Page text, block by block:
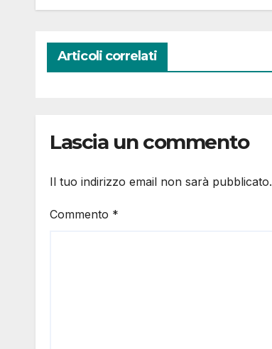
Articoli correlati
Lascia un commento
Il tuo indirizzo email non sarà pubblicato.
Commento *